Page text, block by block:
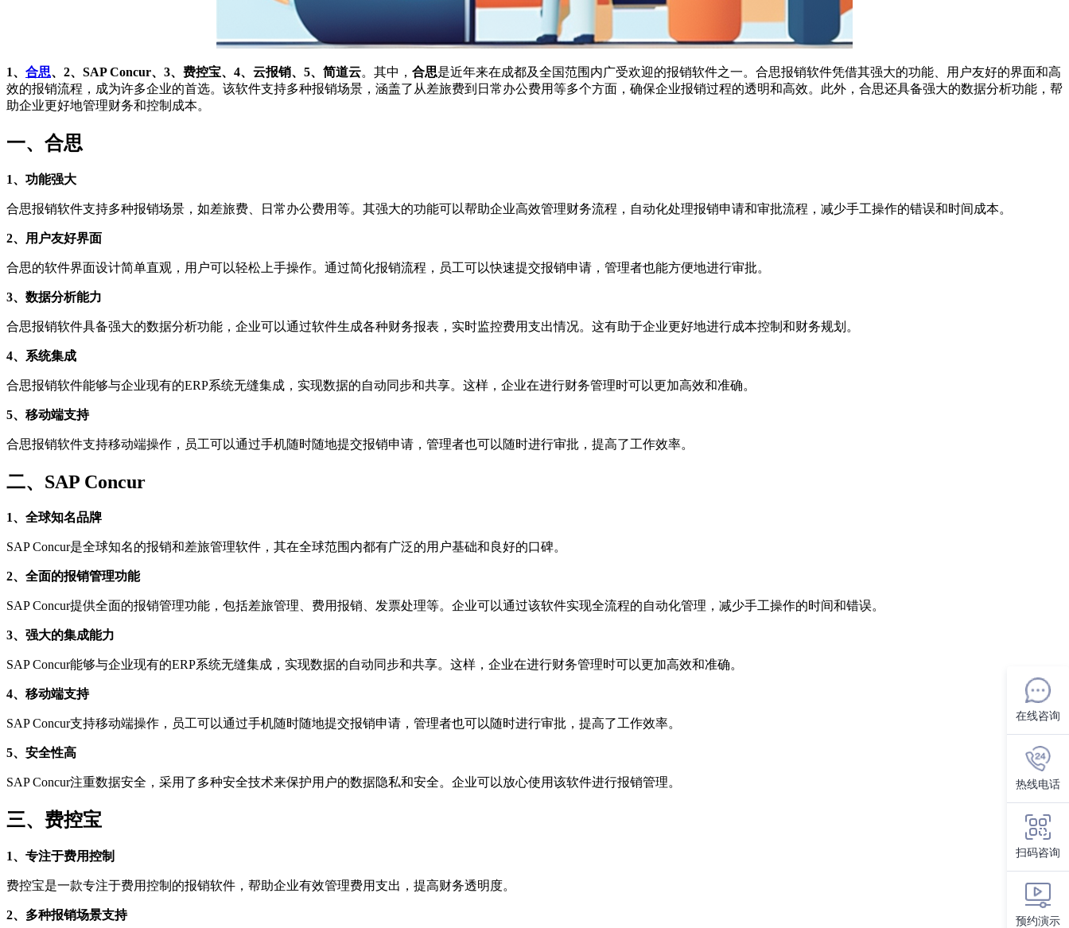
1、 合思、2、SAP Concur、3、费控宝、4、云报销、5、简道云。其中， 合思是近年来在成都及全国范围内广受欢迎的报销软件之一。合思报销软件凭借其强大的功能、用户友好的界面和高
效的报销流程，成为许多企业的首选。该软件支持多种报销场景，涵盖了从差旅费到日常办公费用等多个方面，确保企业报销过程的透明和高效。此外，合思还具备强大的数据分析功能，帮
助企业更好地管理财务和控制成本。
一、合思
1、功能强大
合思报销软件支持多种报销场景，如差旅费、日常办公费用等。其强大的功能可以帮助企业高效管理财务流程，自动化处理报销申请和审批流程，减少手工操作的错误和时间成本。
2、用户友好界面
合思的软件界面设计简单直观，用户可以轻松上手操作。通过简化报销流程，员工可以快速提交报销申请，管理者也能方便地进行审批。
3、数据分析能力
合思报销软件具备强大的数据分析功能，企业可以通过软件生成各种财务报表，实时监控费用支出情况。这有助于企业更好地进行成本控制和财务规划。
4、系统集成
合思报销软件能够与企业现有的ERP系统无缝集成，实现数据的自动同步和共享。这样，企业在进行财务管理时可以更加高效和准确。
5、移动端支持
合思报销软件支持移动端操作，员工可以通过手机随时随地提交报销申请，管理者也可以随时进行审批，提高了工作效率。
二、SAP Concur
1、全球知名品牌
SAP Concur是全球知名的报销和差旅管理软件，其在全球范围内都有广泛的用户基础和良好的口碑。
2、全面的报销管理功能
SAP Concur提供全面的报销管理功能，包括差旅管理、费用报销、发票处理等。企业可以通过该软件实现全流程的自动化管理，减少手工操作的时间和错误。
3、强大的集成能力
SAP Concur能够与企业现有的ERP系统无缝集成，实现数据的自动同步和共享。这样，企业在进行财务管理时可以更加高效和准确。
4、移动端支持
SAP Concur支持移动端操作，员工可以通过手机随时随地提交报销申请，管理者也可以随时进行审批，提高了工作效率。
5、安全性高
SAP Concur注重数据安全，采用了多种安全技术来保护用户的数据隐私和安全。企业可以放心使用该软件进行报销管理。
三、费控宝
1、专注于费用控制
费控宝是一款专注于费用控制的报销软件，帮助企业有效管理费用支出，提高财务透明度。
2、多种报销场景支持
在线咨询
热线电话
扫码咨询
预约演示